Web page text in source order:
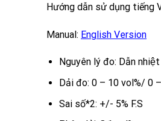
Hướng dẫn sử dụng tiếng
Manual: English Version
Nguyên lý đo: Dẫn nhiệt
Dải đo: 0 – 10 vol%/ 0
Sai số*2: +/- 5% F.S